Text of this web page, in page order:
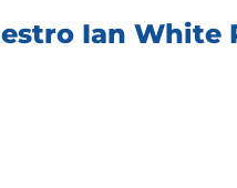
Ian White